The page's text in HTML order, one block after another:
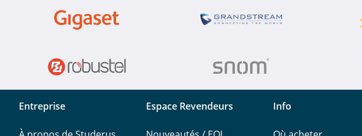
Entreprise Espace Revendeurs Info